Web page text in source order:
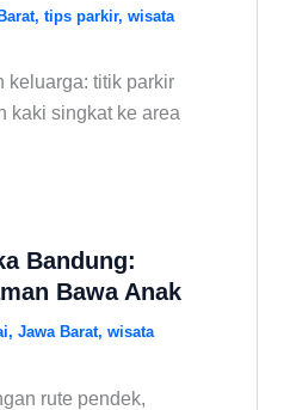
, tips parkir, wisata
keluarga: titik parkir
kaki singkat ke area
Bandung:
Bawa Anak
, Jawa Barat, wisata
rute pendek,